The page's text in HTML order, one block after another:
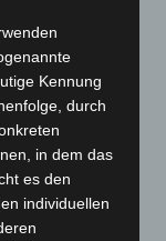
Kennung
durch
in dem das
es den
individuellen